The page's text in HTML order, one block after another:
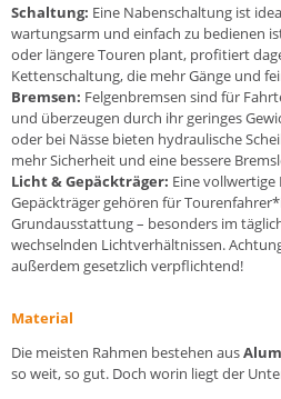
Schaltung: Eine Nabenschaltung ist
wartungsarm und einfach zu bedienen
oder längere Touren plant, profitiert
Kettenschaltung, die mehr Gänge und
Bremsen: Felgenbremsen sind für
und überzeugen durch ihr geringes
oder bei Nässe bieten hydraulische
mehr Sicherheit und eine bessere
Licht & Gepäckträger: Eine
Gepäckträger gehören für
Grundausstattung – besonders im
wechselnden Lichtverhältnissen.
außerdem gesetzlich verpflichtend!
Material
Die meisten Rahmen bestehen aus
so weit, so gut. Doch worin liegt der